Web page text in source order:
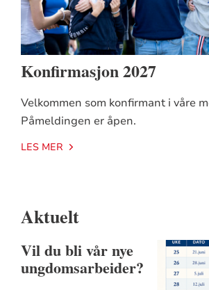
Konfirmasjon 2027
Velkommen som konfirmant i våre
Påmeldingen er åpen.
LES MER
Aktuelt
Vil du bli vår nye
ungdomsarbeider?